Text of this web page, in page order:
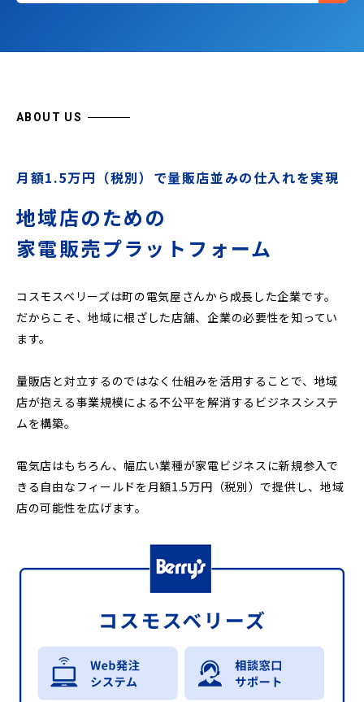
ABOUT US
月額1.5万円（税別）で量販店並みの仕入れを実現
地域店のための
家電販売プラットフォーム
コスモスベリーズは町の電気屋さんから成長した企業です。
だからこそ、地域に根ざした店舗、企業の必要性を知ってい
ます。
量販店と対立するのではなく仕組みを活用することで、地域
店が抱える事業規模による不公平を解消するビジネスシステ
ムを構築。
電気店はもちろん、幅広い業種が家電ビジネスに新規参入で
きる自由なフィールドを月額1.5万円（税別）で提供し、地域
店の可能性を広げます。